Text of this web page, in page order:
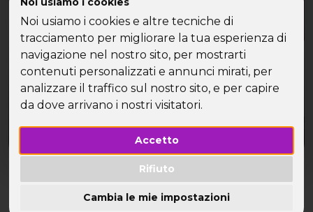
Noi usiamo i cookies e altre tecniche di
tracciamento per migliorare la tua esperienza di
navigazione nel nostro sito, per mostrarti
contenuti personalizzati e annunci mirati, per
analizzare il traffico sul nostro sito, e per capire
da dove arrivano i nostri visitatori.
Accetto
Rifiuto
Cambia le mie impostazioni
conoscenze ai tempi del
Mobile
Ecco i migliori metodi per rimorchiare in
vacanza con lo smartphone